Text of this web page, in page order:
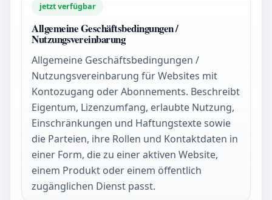
jetzt verfügbar
Allgemeine Geschäftsbedingungen /
Nutzungsvereinbarung
Allgemeine Geschäftsbedingungen /
Nutzungsvereinbarung für Websites mit
Kontozugang oder Abonnements. Beschreibt
Eigentum, Lizenzumfang, erlaubte Nutzung,
Einschränkungen und Haftungstexte sowie
die Parteien, ihre Rollen und Kontaktdaten in
einer Form, die zu einer aktiven Website,
einem Produkt oder einem öffentlich
zugänglichen Dienst passt.